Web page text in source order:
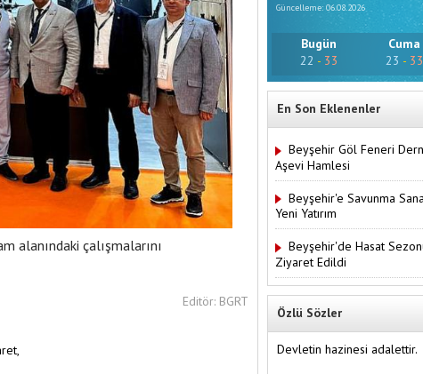
alanındaki çalışmalarını
Editör: BGRT
Güncelleme: 06.08.2026
Bugün
22 - 33
Cuma
23 - 33
En Son Eklenenler
Beyşehir Göl Feneri
Aşevi Hamlesi
Beyşehir'e Savunma
Yeni Yatırım
Beyşehir'de Hasat
Ziyaret Edildi
Özlü Sözler
Devletin hazinesi adalettir.